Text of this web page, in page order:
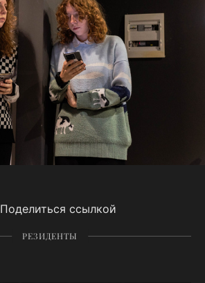
Поделиться ссылкой
РЕЗИДЕНТЫ